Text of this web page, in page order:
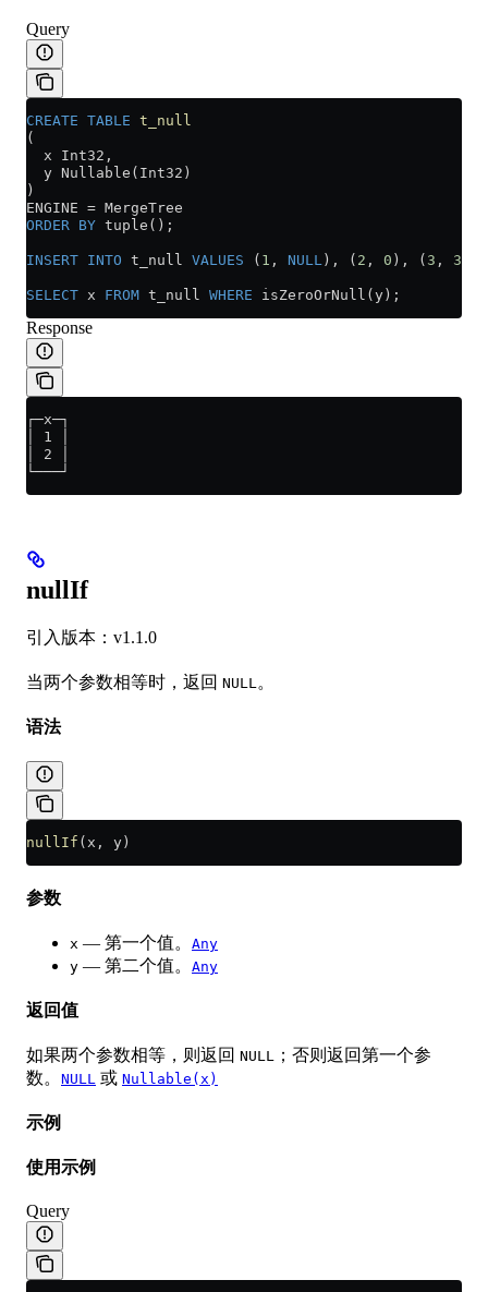
Query
CREATE TABLE t_null
(
  x Int32,
  y Nullable(Int32)
)
ENGINE = MergeTree
ORDER BY tuple();
INSERT INTO t_null VALUES ( 1 , NULL ), ( 2 , 0 ), ( 3 , 3
SELECT x FROM t_null WHERE isZeroOrNull(y);
Response
┌─x─┐
│ 1 │
│ 2 │
└───┘
nullIf
引入版本：v1.1.0
当两个参数相等时，返回 NULL 。
语法
nullIf (x, y)
参数
x — 第一个值。 Any
y — 第二个值。 Any
返回值
如果两个参数相等，则返回 NULL
；否则返回第一个参
数。 NULL 或 Nullable(x)
示例
使用示例
Query